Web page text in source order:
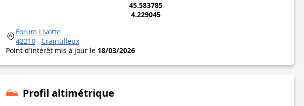
45.583785
4.229045
Forum Livotte
42210
Craintilleux
Point d'intérêt mis à jour le 18/03/2026
Profil altimétrique